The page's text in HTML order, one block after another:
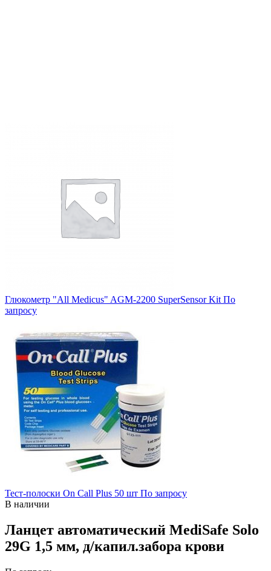
Глюкометр "All Medicus" AGM-2200 SuperSensor Kit По
запросу
Тест-полоски On Call Plus 50 шт По запросу
В наличии
Ланцет автоматический MediSafe Solo
29G 1,5 мм, д/капил.забора крови